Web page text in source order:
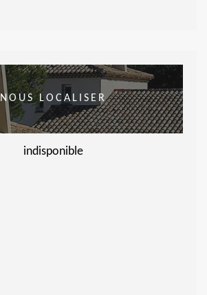
NOUS LOCALISER
indisponible